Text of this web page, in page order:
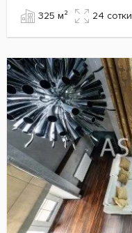
325 м² 24 сотки